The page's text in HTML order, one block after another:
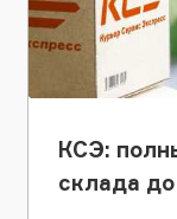
КСЭ:
склада